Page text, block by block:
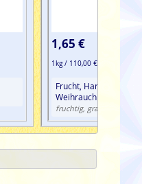
1,65 €
1kg / 110,00 €
Frucht, Harz, Orange,
Weihrauch & Copal
fruchtig, grasig,